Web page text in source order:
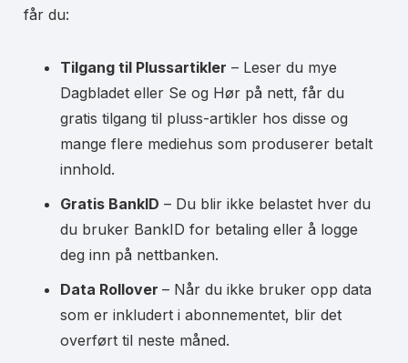
får du:
Tilgang til Plussartikler – Leser du mye
Dagbladet eller Se og Hør på nett, får du
gratis tilgang til pluss-artikler hos disse og
mange flere mediehus som produserer betalt
innhold.
Gratis BankID – Du blir ikke belastet hver du
du bruker BankID for betaling eller å logge
deg inn på nettbanken.
Data Rollover – Når du ikke bruker opp data
som er inkludert i abonnementet, blir det
overført til neste måned.